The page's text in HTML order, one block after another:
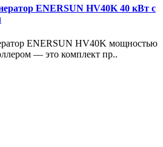
ENERSUN HV40K 40 кВт с
ENERSUN HV40K мощностью
— это комплект пр..